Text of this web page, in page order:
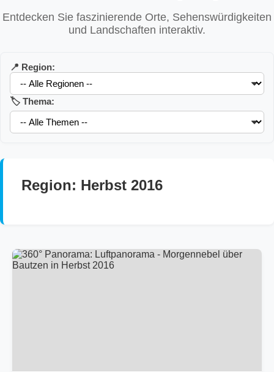
Entdecken Sie faszinierende Orte, Sehenswürdigkeiten
und Landschaften interaktiv.
📍 Region:
🏷️ Thema:
Region: Herbst 2016